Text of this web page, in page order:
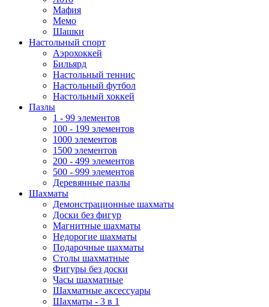
Мафия
Мемо
Шашки
Настольный спорт
Аэрохоккей
Бильярд
Настольный теннис
Настольный футбол
Настольный хоккей
Пазлы
1 - 99 элементов
100 - 199 элементов
1000 элементов
1500 элементов
200 - 499 элементов
500 - 999 элементов
Деревянные пазлы
Шахматы
Демонстрационные шахматы
Доски без фигур
Магнитные шахматы
Недорогие шахматы
Подарочные шахматы
Столы шахматные
Фигуры без доски
Часы шахматные
Шахматные аксессуары
Шахматы - 3 в 1